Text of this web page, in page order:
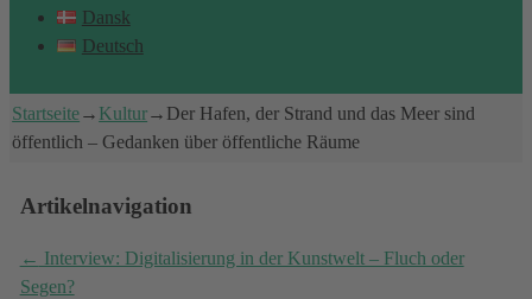
Dansk
Deutsch
Startseite→ Kultur→ Der Hafen, der Strand und das Meer sind
öffentlich – Gedanken über öffentliche Räume
Artikelnavigation
← Interview: Digitalisierung in der Kunstwelt – Fluch oder
Segen?